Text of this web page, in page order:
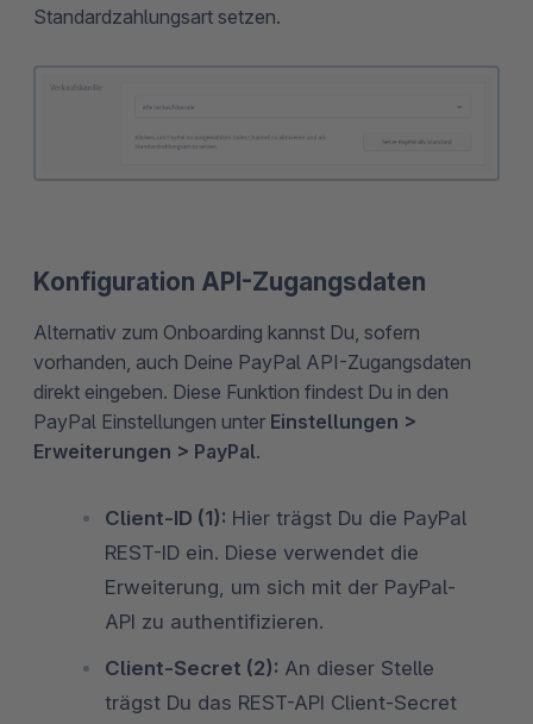
Standardzahlungsart setzen.
Konfiguration API-Zugangsdaten
Alternativ zum Onboarding kannst Du, sofern
vorhanden, auch Deine PayPal API-Zugangsdaten
direkt eingeben. Diese Funktion findest Du in den
PayPal Einstellungen unter Einstellungen >
Erweiterungen > PayPal.
Client-ID (1): Hier trägst Du die PayPal
REST-ID ein. Diese verwendet die
Erweiterung, um sich mit der PayPal-
API zu authentifizieren.
Client-Secret (2): An dieser Stelle
trägst Du das REST-API Client-Secret